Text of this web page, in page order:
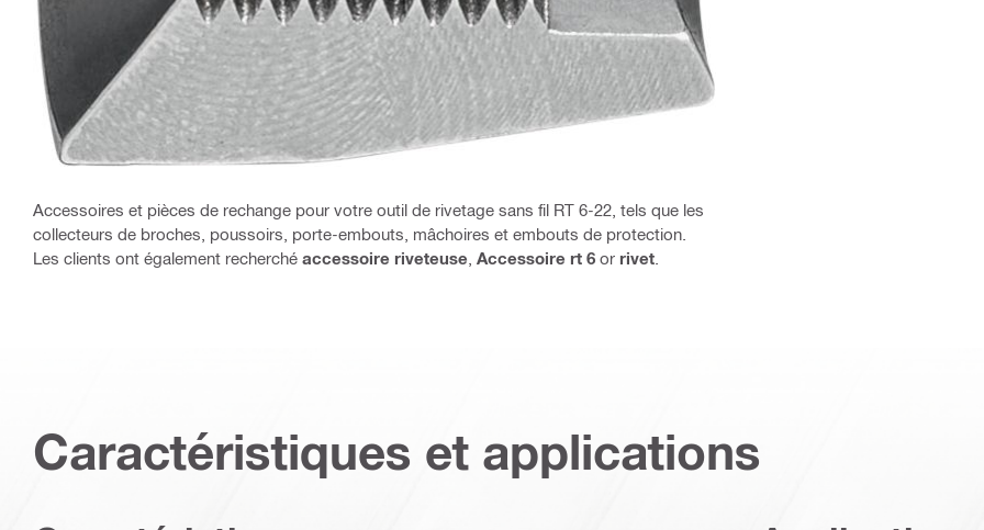
Accessoires et pièces de rechange pour votre outil de rivetage sans fil RT 6-22, tels que les
collecteurs de broches, poussoirs, porte-embouts, mâchoires et embouts de protection.
Les clients ont également recherché accessoire riveteuse Accessoire rt 6 or rivet
Caractéristiques et applications